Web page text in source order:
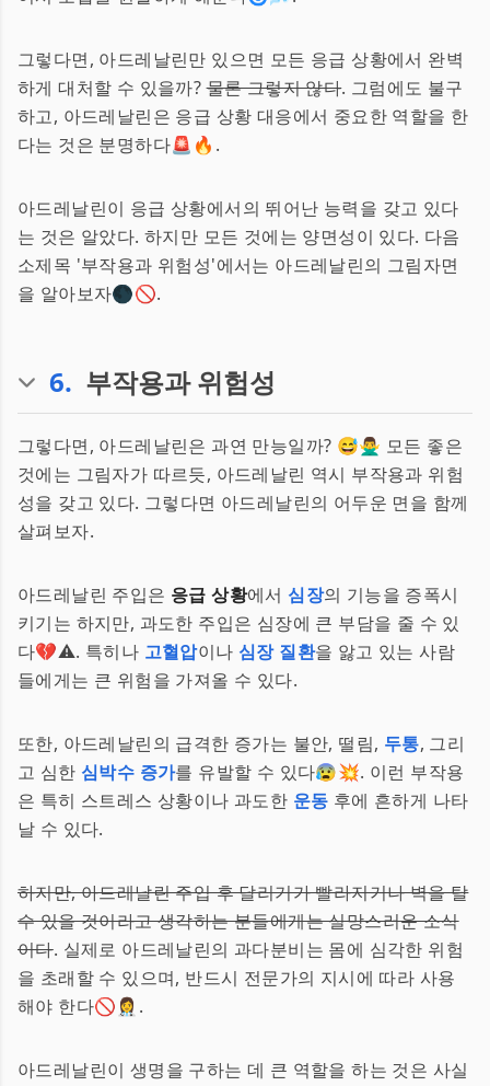
그렇다면, 아드레날린만 있으면 모든 응급 상황에서 완벽
하게 대처할 수 있을까?물론 그렇지 않다. 그럼에도 불구
하고, 아드레날린은 응급 상황 대응에서 중요한 역할을 한
다는 것은 분명하다🚨🔥.
아드레날린이 응급 상황에서의 뛰어난 능력을 갖고 있다
는 것은 알았다. 하지만 모든 것에는 양면성이 있다. 다음
소제목 '부작용과 위험성'에서는 아드레날린의 그림자면
을 알아보자🌑🚫.
6. 부작용과 위험성
그렇다면, 아드레날린은 과연 만능일까? 😅🙅‍♂️ 모든 좋은
것에는 그림자가 따르듯, 아드레날린 역시 부작용과 위험
성을 갖고 있다. 그렇다면 아드레날린의 어두운 면을 함께
살펴보자.
아드레날린 주입은 응급 상황에서 심장의 기능을 증폭시
키기는 하지만, 과도한 주입은 심장에 큰 부담을 줄 수 있
다💔⚠️. 특히나 고혈압이나 심장 질환을 앓고 있는 사람
들에게는 큰 위험을 가져올 수 있다.
또한, 아드레날린의 급격한 증가는 불안, 떨림, 두통, 그리
고 심한 심박수 증가를 유발할 수 있다😰💥. 이런 부작용
은 특히 스트레스 상황이나 과도한 운동 후에 흔하게 나타
날 수 있다.
하지만, 아드레날린 주입 후 달리기가 빨라지거나 벽을 탈
수 있을 것이라고 생각하는 분들에게는 실망스러운 소식
이다. 실제로 아드레날린의 과다분비는 몸에 심각한 위험
을 초래할 수 있으며, 반드시 전문가의 지시에 따라 사용
해야 한다🚫👩‍⚕️.
아드레날린이 생명을 구하는 데 큰 역할을 하는 것은 사실